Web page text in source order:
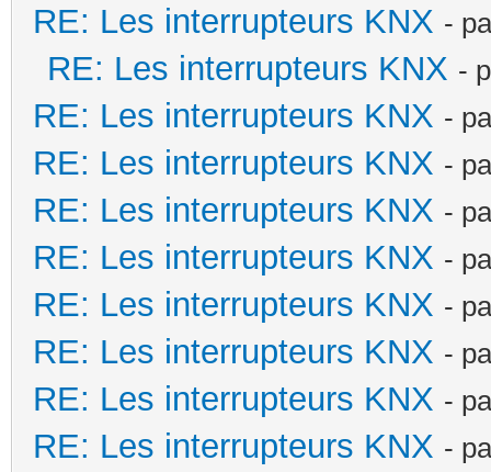
RE: Les interrupteurs KNX -
RE: Les interrupteurs KNX -
RE: Les interrupteurs KNX -
RE: Les interrupteurs KNX -
RE: Les interrupteurs KNX -
RE: Les interrupteurs KNX -
RE: Les interrupteurs KNX -
RE: Les interrupteurs KNX -
RE: Les interrupteurs KNX -
RE: Les interrupteurs KNX -